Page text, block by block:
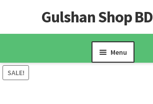
Skip
to
Skip
to
Gulshan Shop BD
Menu
SALE!